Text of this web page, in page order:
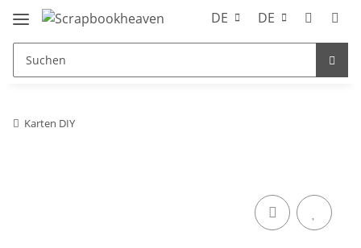
DE DE
Karten DIY